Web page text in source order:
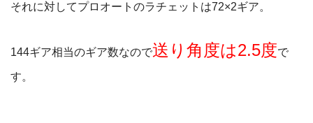
それに対してプロオートのラチェットは72×2ギア。
144ギア相当のギア数なので送り角度は2.5度で
す。